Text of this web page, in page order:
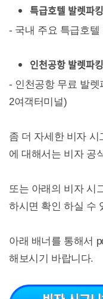
특급호텔 발렛파
- 국내 주요 특급호
인천공항 발렛파
- 인천공항 무료 발렛
2여객터미널)
좀 더 자세한 비자 시
에 대해서는 비자 공
또는 아래의 비자 시
하시면 확인 하실 수
아래 배너를 통해서
해보시기 바랍니다.